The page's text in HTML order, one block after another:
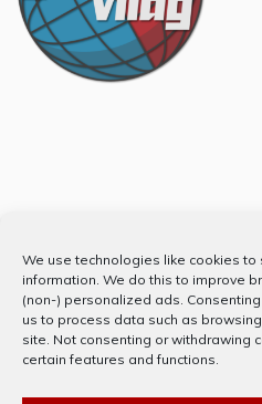
We use technologies like cookies to
information. We do this to improve
(non-) personalized ads.
us to process data such as
site. Not consenting or withdrawing
certain features and functions.
Partnerünk